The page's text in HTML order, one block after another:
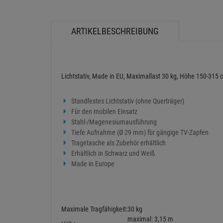
ARTIKELBESCHREIBUNG
Lichtstativ, Made in EU, Maximallast 30 kg, Höhe 150-315
Standfestes Lichtstativ (ohne Querträger)
Für den mobilen Einsatz
Stahl-/Magenesiumausführung
Tiefe Aufnahme (Ø 29 mm) für gängige TV-Zapfen
Tragetasche als Zubehör erhältlich
Erhältlich in Schwarz und Weiß
Made in Europe
Maximale Tragfähigkeit:30 kg
maximal: 3,15 m